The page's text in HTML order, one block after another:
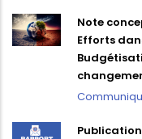
Note
Efforts